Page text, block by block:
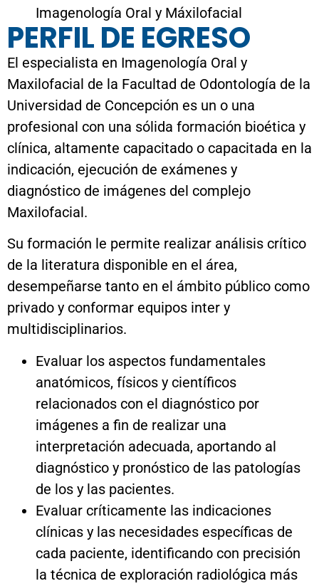
Imagenología Oral y Máxilofacial
PERFIL DE EGRESO
El especialista en Imagenología Oral y
Maxilofacial de la Facultad de Odontología de la
Universidad de Concepción es un o una
profesional con una sólida formación bioética y
clínica, altamente capacitado o capacitada en la
indicación, ejecución de exámenes y
diagnóstico de imágenes del complejo
Maxilofacial.
Su formación le permite realizar análisis crítico
de la literatura disponible en el área,
desempeñarse tanto en el ámbito público como
privado y conformar equipos inter y
multidisciplinarios.
Evaluar los aspectos fundamentales
anatómicos, físicos y científicos
relacionados con el diagnóstico por
imágenes a fin de realizar una
interpretación adecuada, aportando al
diagnóstico y pronóstico de las patologías
de los y las pacientes.
Evaluar críticamente las indicaciones
clínicas y las necesidades específicas de
cada paciente, identificando con precisión
la técnica de exploración radiológica más